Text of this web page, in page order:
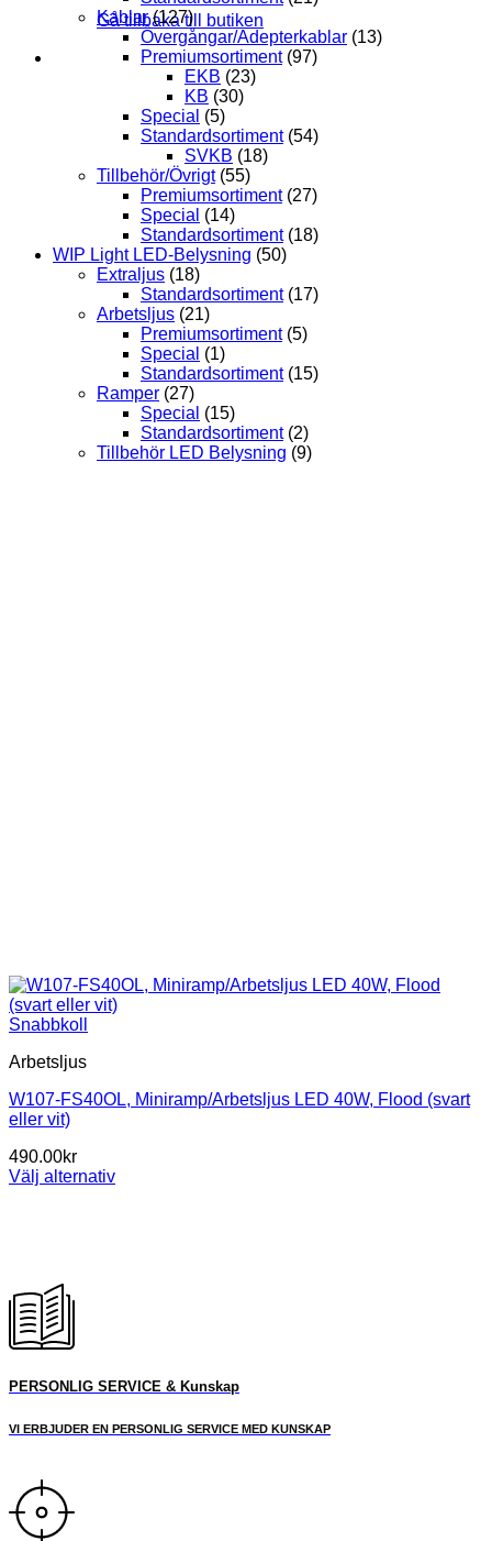
Gå tillbaka till butiken
Kablar (127)
Övergångar/Adepterkablar (13)
Premiumsortiment (97)
EKB (23)
KB (30)
Special (5)
Standardsortiment (54)
SVKB (18)
Tillbehör/Övrigt (55)
Premiumsortiment (27)
Special (14)
Standardsortiment (18)
WIP Light LED-Belysning (50)
Extraljus (18)
Standardsortiment (17)
Arbetsljus (21)
Premiumsortiment (5)
Special (1)
Standardsortiment (15)
Ramper (27)
Special (15)
Standardsortiment (2)
Tillbehör LED Belysning (9)
Snabbkoll
Arbetsljus
W107-FS40OL, Miniramp/Arbetsljus LED 40W, Flood (svart
eller vit)
490.00kr
Välj alternativ
varianter.
De
olika
alternativen
väljas
produktsidan
PERSONLIG SERVICE & Kunskap
VI ERBJUDER EN PERSONLIG SERVICE MED KUNSKAP